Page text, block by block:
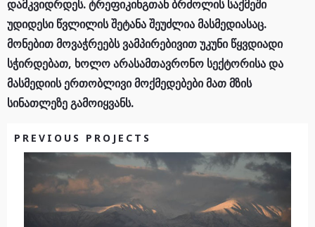
დამკვიდრდეს. ტრეფიკინგთან ბრძოლის საქმეში
უდიდესი წვლილის შეტანა შეუძლია მასმედიასაც.
მონებით მოვაჭრეებს ვამპირებივით უკუნი წყვდიადი
სჭირდებათ, ხოლო არასამთავრონო სექტორისა და
მასმედიის ერთობლივი მოქმედებები მათ მზის
სინათლეზე გამოიყვანს.
PREVIOUS PROJECTS